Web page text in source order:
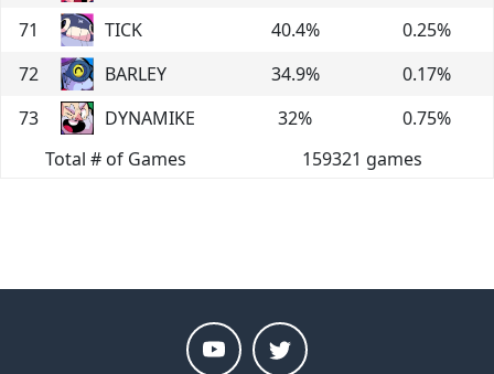
71
TICK 40.4% 0.25%
72
BARLEY 34.9% 0.17%
73
DYNAMIKE 32% 0.75%
Total # of Games
159321 games